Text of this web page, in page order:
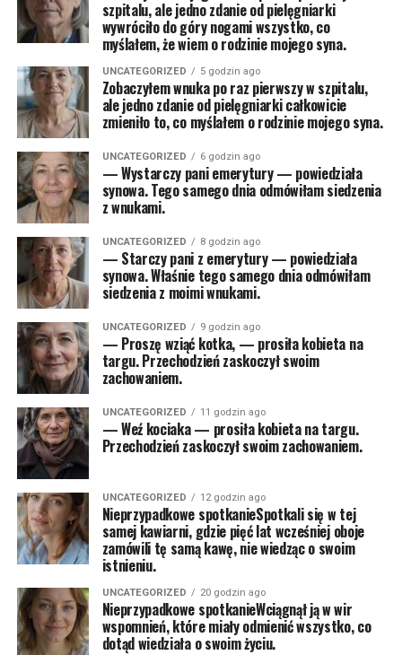
szpitalu, ale jedno zdanie od pielęgniarki
wywróciło do góry nogami wszystko, co
myślałem, że wiem o rodzinie mojego syna.
UNCATEGORIZED 5 godzin ago
Zobaczyłem wnuka po raz pierwszy w szpitalu,
ale jedno zdanie od pielęgniarki całkowicie
zmieniło to, co myślałem o rodzinie mojego syna.
UNCATEGORIZED 6 godzin ago
— Wystarczy pani emerytury — powiedziała
synowa. Tego samego dnia odmówiłam siedzenia
z wnukami.
UNCATEGORIZED 8 godzin ago
— Starczy pani z emerytury — powiedziała
synowa. Właśnie tego samego dnia odmówiłam
siedzenia z moimi wnukami.
UNCATEGORIZED 9 godzin ago
— Proszę wziąć kotka, — prosiła kobieta na
targu. Przechodzień zaskoczył swoim
zachowaniem.
UNCATEGORIZED 11 godzin ago
— Weź kociaka — prosiła kobieta na targu.
Przechodzień zaskoczył swoim zachowaniem.
UNCATEGORIZED 12 godzin ago
Nieprzypadkowe spotkanieSpotkali się w tej
samej kawiarni, gdzie pięć lat wcześniej oboje
zamówili tę samą kawę, nie wiedząc o swoim
istnieniu.
UNCATEGORIZED 20 godzin ago
Nieprzypadkowe spotkanieWciągnął ją w wir
wspomnień, które miały odmienić wszystko, co
dotąd wiedziała o swoim życiu.